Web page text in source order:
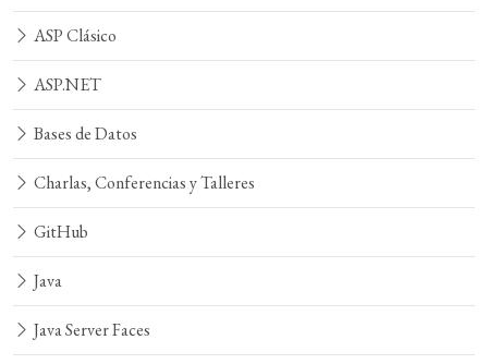
ASP Clásico
ASP.NET
Bases de Datos
Charlas, Conferencias y Talleres
GitHub
Java
Java Server Faces